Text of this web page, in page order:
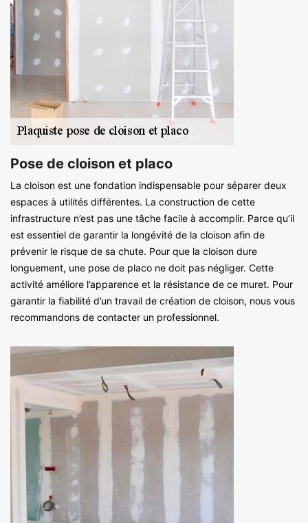
Pose de cloison et placo
La cloison est une fondation indispensable pour séparer deux
espaces à utilités différentes. La construction de cette
infrastructure n’est pas une tâche facile à accomplir. Parce qu’il
est essentiel de garantir la longévité de la cloison afin de
prévenir le risque de sa chute. Pour que la cloison dure
longuement, une pose de placo ne doit pas négliger. Cette
activité améliore l’apparence et la résistance de ce muret. Pour
garantir la fiabilité d’un travail de création de cloison, nous vous
recommandons de contacter un professionnel.